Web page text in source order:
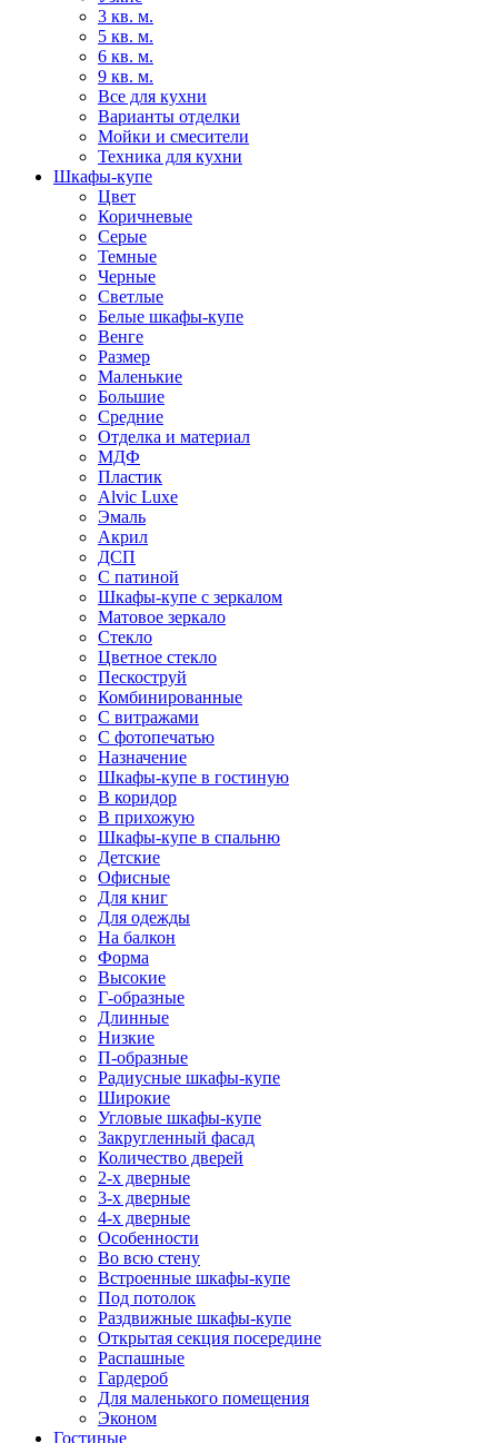
3 кв. м.
5 кв. м.
6 кв. м.
9 кв. м.
Все для кухни
Варианты отделки
Мойки и смесители
Техника для кухни
Шкафы-купе
Цвет
Коричневые
Серые
Темные
Черные
Светлые
Белые шкафы-купе
Венге
Размер
Маленькие
Большие
Средние
Отделка и материал
МДФ
Пластик
Alvic Luxe
Эмаль
Акрил
ДСП
С патиной
Шкафы-купе с зеркалом
Матовое зеркало
Стекло
Цветное стекло
Пескоструй
Комбинированные
С витражами
С фотопечатью
Назначение
Шкафы-купе в гостиную
В коридор
В прихожую
Шкафы-купе в спальню
Детские
Офисные
Для книг
Для одежды
На балкон
Форма
Высокие
Г-образные
Длинные
Низкие
П-образные
Радиусные шкафы-купе
Широкие
Угловые шкафы-купе
Закругленный фасад
Количество дверей
2-х дверные
3-х дверные
4-х дверные
Особенности
Во всю стену
Встроенные шкафы-купе
Под потолок
Раздвижные шкафы-купе
Открытая секция посередине
Распашные
Гардероб
Для маленького помещения
Эконом
Гостиные